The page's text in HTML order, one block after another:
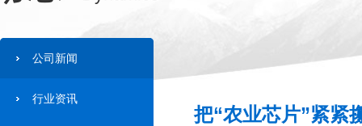
公司新闻
行业资讯
把“农业芯片”紧紧